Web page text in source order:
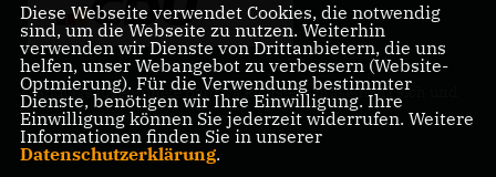
Landtagsabgeordnete Barbara Richstein präsentiert sich und
ihre politischen Ziele.
Diese Webseite verwendet Cookies, die notwendig
sind, um die Webseite zu nutzen. Weiterhin
verwenden wir Dienste von Drittanbietern, die uns
helfen, unser Webangebot zu verbessern (Website-
Optmierung). Für die Verwendung bestimmter
Dienste, benötigen wir Ihre Einwilligung. Ihre
Einwilligung können Sie jederzeit widerrufen. Weitere
Informationen finden Sie in unserer
Datenschutzerklärung.